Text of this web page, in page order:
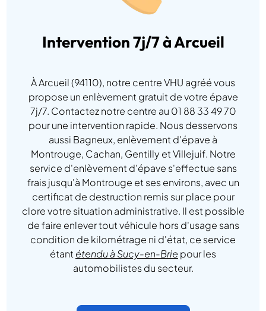
Intervention 7j/7 à Arcueil
À Arcueil (94110), notre centre VHU agréé vous
propose un enlèvement gratuit de votre épave
7j/7. Contactez notre centre au 01 88 33 49 70
pour une intervention rapide. Nous desservons
aussi Bagneux, enlèvement d'épave à
Montrouge, Cachan, Gentilly et Villejuif. Notre
service d'enlèvement d'épave s'effectue sans
frais jusqu'à Montrouge et ses environs, avec un
certificat de destruction remis sur place pour
clore votre situation administrative. Il est possible
de faire enlever tout véhicule hors d'usage sans
condition de kilométrage ni d'état, ce service
étant étendu à Sucy-en-Brie pour les
automobilistes du secteur.